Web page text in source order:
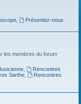
,
Présentez-nous
les membres du forum
,
Rencontres
Sarthe,
Rencontres